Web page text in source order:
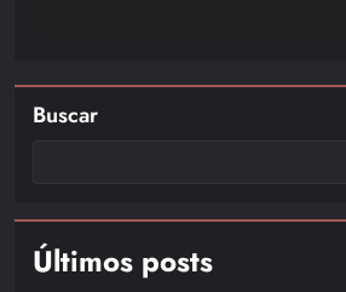
Buscar
Últimos posts